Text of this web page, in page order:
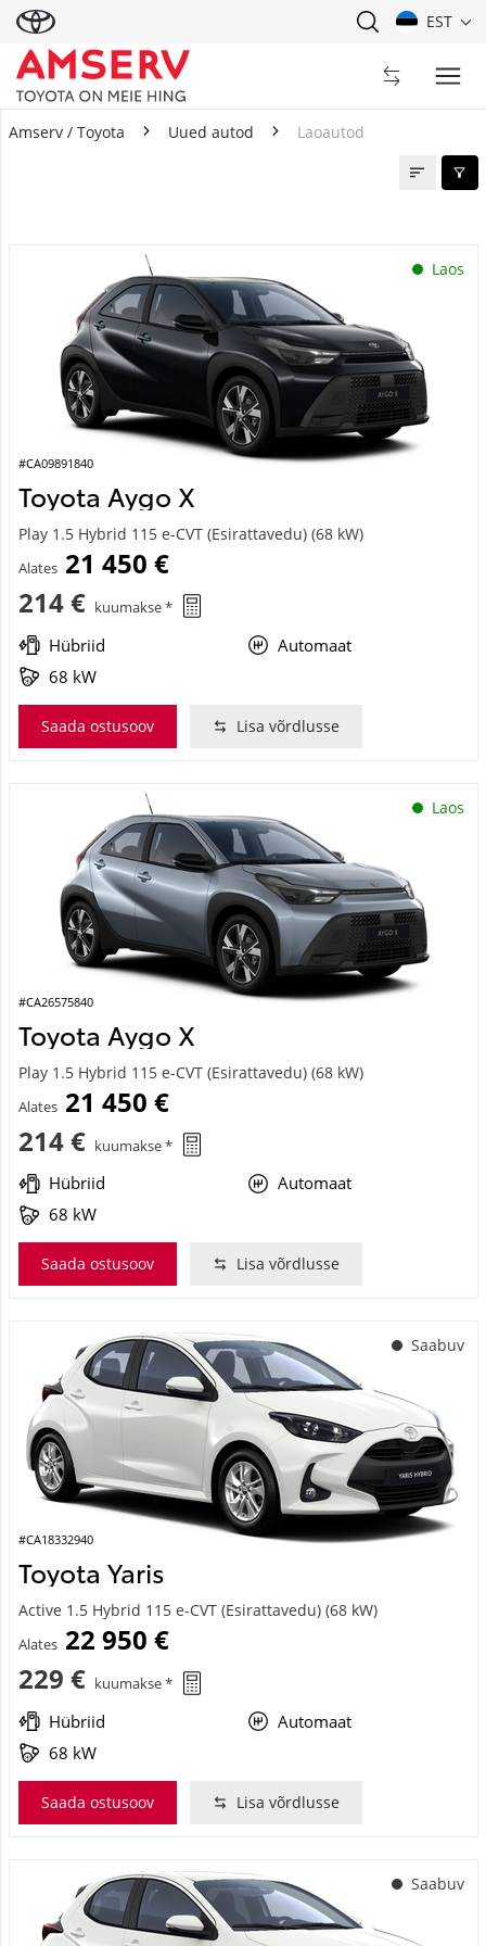
EST
Amserv / Toyota Uued autod Laoautod
Laos
#CA09891840
Toyota Aygo X
Play 1.5 Hybrid 115 e-CVT (Esirattavedu) (68 kW)
Alates 21 450 €
214 € kuumakse *
Hübriid
Automaat
68 kW
Saada ostusoov Lisa võrdlusse
Laos
#CA26575840
Toyota Aygo X
Play 1.5 Hybrid 115 e-CVT (Esirattavedu) (68 kW)
Alates 21 450 €
214 € kuumakse *
Hübriid
Automaat
68 kW
Saada ostusoov Lisa võrdlusse
Saabuv
#CA18332940
Toyota Yaris
Active 1.5 Hybrid 115 e-CVT (Esirattavedu) (68 kW)
Alates 22 950 €
229 € kuumakse *
Hübriid
Automaat
68 kW
Saada ostusoov Lisa võrdlusse
Saabuv